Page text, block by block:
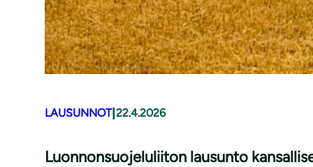
LAUSUNNOT| 22.4.2026
Luonnonsuojeluliiton lausunto